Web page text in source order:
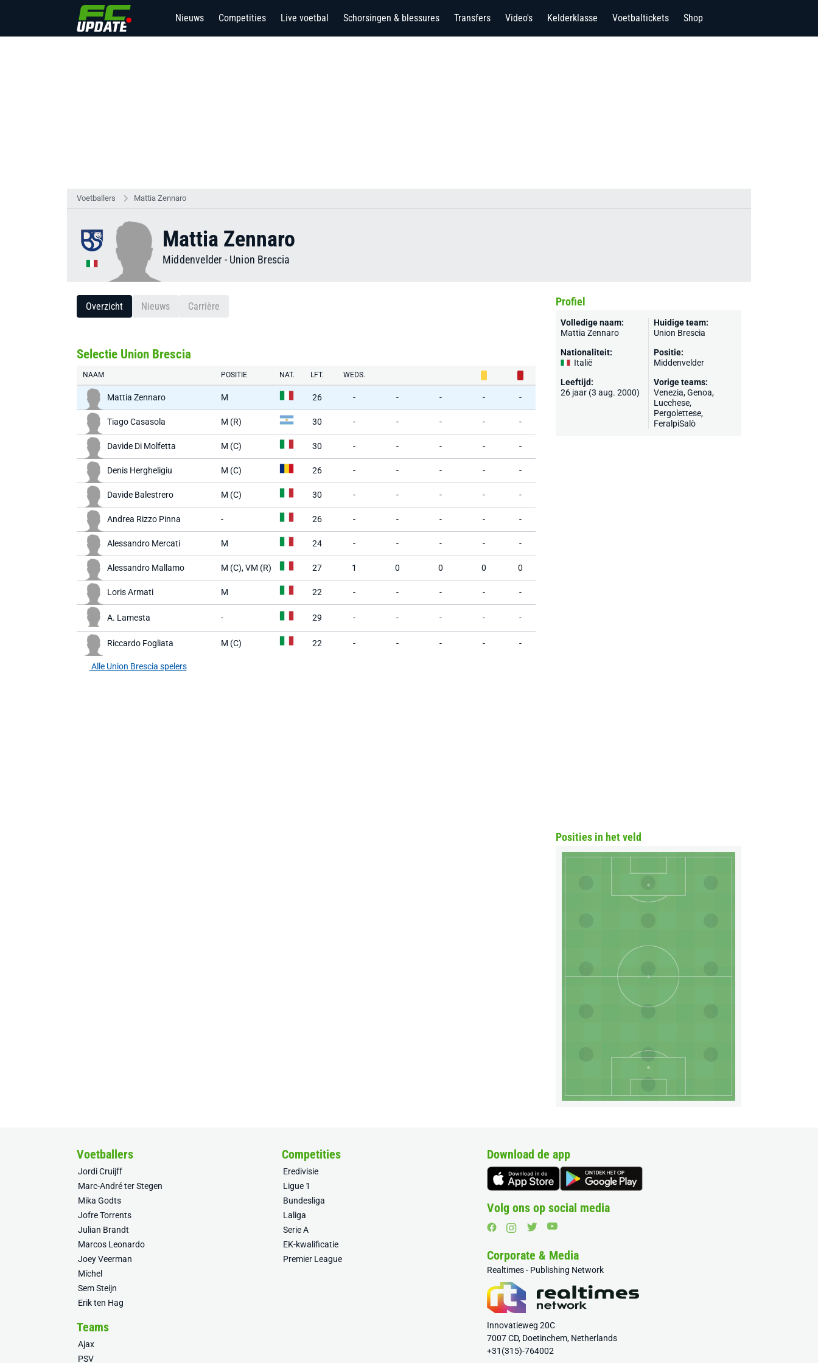
Nieuws Competities Live voetbal Schorsingen & blessures Transfers Video's Kelderklasse Voetbaltickets Shop
Voetballers Mattia Zennaro
Mattia Zennaro
Middenvelder - Union Brescia
Overzicht Nieuws Carrière
Selectie Union Brescia
NAAM POSITIE NAT. LFT. WEDS.
Mattia Zennaro M 26 - - - - -
Tiago Casasola M (R) 30 - - - - -
Davide Di Molfetta M (C) 30 - - - - -
Denis Hergheligiu M (C) 26 - - - - -
Davide Balestrero M (C) 30 - - - - -
Andrea Rizzo Pinna - 26 - - - - -
Alessandro Mercati M 24 - - - - -
Alessandro Mallamo M (C), VM (R) 27 1 0 0 0 0
Loris Armati M 22 - - - - -
A. Lamesta - 29 - - - - -
Riccardo Fogliata M (C) 22 - - - - -
Alle Union Brescia spelers
Profiel
Volledige naam:
Mattia Zennaro
Nationaliteit:
Italië
Leeftijd:
26 jaar (3 aug. 2000)
Huidige team:
Union Brescia
Positie:
Middenvelder
Vorige teams:
Venezia,Genoa,
Lucchese,
Pergolettese,
FeralpiSalò
Posities in het veld
Voetballers
Jordi Cruijff
Marc-André ter Stegen
Mika Godts
Jofre Torrents
Julian Brandt
Marcos Leonardo
Joey Veerman
Míchel
Sem Steijn
Erik ten Hag
Competities
Eredivisie
Ligue 1
Bundesliga
Laliga
Serie A
EK-kwalificatie
Premier League
Teams
Ajax
PSV
Download de app
Volg ons op social media
Corporate & Media
Realtimes - Publishing Network
Innovatieweg 20C
7007 CD, Doetinchem, Netherlands
+31(315)-764002